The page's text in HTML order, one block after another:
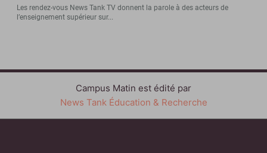
Les rendez-vous News Tank TV donnent la parole à des acteurs de
l’enseignement supérieur sur...
Campus Matin est édité par
News Tank Éducation & Recherche